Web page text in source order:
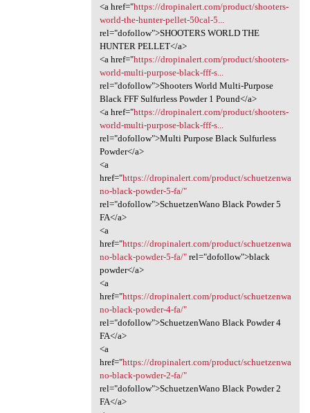
<a href="https://dropinalert.com/product/shooters-
world-the-hunter-pellet-50cal-5...
rel="dofollow">SHOOTERS WORLD THE
HUNTER PELLET</a>
<a href="https://dropinalert.com/product/shooters-
world-multi-purpose-black-fff-s...
rel="dofollow">Shooters World Multi-Purpose
Black FFF Sulfurless Powder 1 Pound</a>
<a href="https://dropinalert.com/product/shooters-
world-multi-purpose-black-fff-s...
rel="dofollow">Multi Purpose Black Sulfurless
Powder</a>
<a
href="https://dropinalert.com/product/schuetzenwa
no-black-powder-5-fa/"
rel="dofollow">SchuetzenWano Black Powder 5
FA</a>
<a
href="https://dropinalert.com/product/schuetzenwa
no-black-powder-5-fa/"rel="dofollow">black
powder</a>
<a
href="https://dropinalert.com/product/schuetzenwa
no-black-powder-4-fa/"
rel="dofollow">SchuetzenWano Black Powder 4
FA</a>
<a
href="https://dropinalert.com/product/schuetzenwa
no-black-powder-2-fa/"
rel="dofollow">SchuetzenWano Black Powder 2
FA</a>